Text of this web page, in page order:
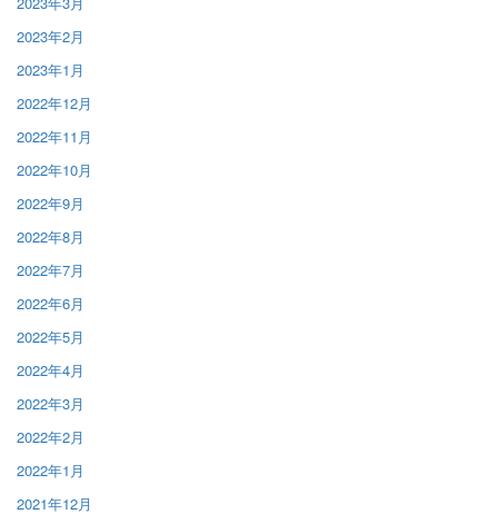
2023年2月
2023年1月
2022年12月
2022年11月
2022年10月
2022年9月
2022年8月
2022年7月
2022年6月
2022年5月
2022年4月
2022年3月
2022年2月
2022年1月
2021年12月